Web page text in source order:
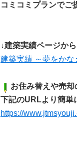
コミコミプランでご
↓建築実績ページか
建築実績 ～夢をかな
お住み替えや売却
下記のURLより簡単
https://